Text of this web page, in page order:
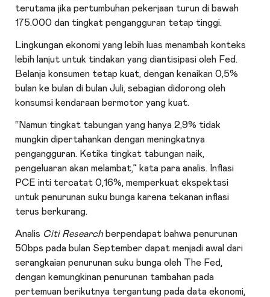
terutama jika pertumbuhan pekerjaan turun di bawah
175.000 dan tingkat pengangguran tetap tinggi.
Lingkungan ekonomi yang lebih luas menambah konteks
lebih lanjut untuk tindakan yang diantisipasi oleh Fed.
Belanja konsumen tetap kuat, dengan kenaikan 0,5%
bulan ke bulan di bulan Juli, sebagian didorong oleh
konsumsi kendaraan bermotor yang kuat.
“Namun tingkat tabungan yang hanya 2,9% tidak
mungkin dipertahankan dengan meningkatnya
pengangguran. Ketika tingkat tabungan naik,
pengeluaran akan melambat,” kata para analis. Inflasi
PCE inti tercatat 0,16%, memperkuat ekspektasi
untuk penurunan suku bunga karena tekanan inflasi
terus berkurang.
Analis Citi Researchberpendapat bahwa penurunan
50bps pada bulan September dapat menjadi awal dari
serangkaian penurunan suku bunga oleh The Fed,
dengan kemungkinan penurunan tambahan pada
pertemuan berikutnya tergantung pada data ekonomi,